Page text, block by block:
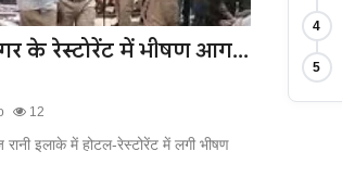
के रेस्टोरेंट में भीषण आग...
12
रानी इलाके में होटल-रेस्टोरेंट में लगी भीषण
4
5